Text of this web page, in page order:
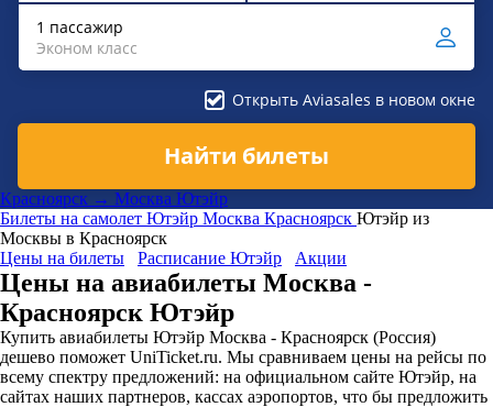
1 пассажир
Эконом класс
Открыть Aviasales в новом окне
Найти билеты
Красноярск → Москва Ютэйр
Билеты на самолет Ютэйр Москва Красноярск Ютэйр из
Москвы в Красноярск
Цены на билеты
Расписание Ютэйр Акции
Цены на авиабилеты Москва -
Красноярск Ютэйр
Купить авиабилеты Ютэйр Москва - Красноярск (Россия)
дешево поможет UniTicket.ru. Мы сравниваем цены на рейсы по
всему спектру предложений: на официальном сайте Ютэйр, на
сайтах наших партнеров, кассах аэропортов, что бы предложить